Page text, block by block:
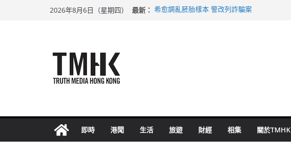
2026年8月6日（星期四） 最新： 希愈調亂胚胎樣本 警改列詐騙案
即時 港聞 生活 旅遊 財經 相集 關於TMHK